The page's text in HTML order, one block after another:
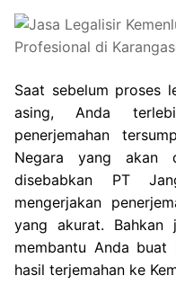
Saat sebelum proses
asing, Anda
penerjemahan
Negara yang akan
disebabkan PT
mengerjakan
yang akurat. Bahkan
membantu Anda buat
hasil terjemahan ke